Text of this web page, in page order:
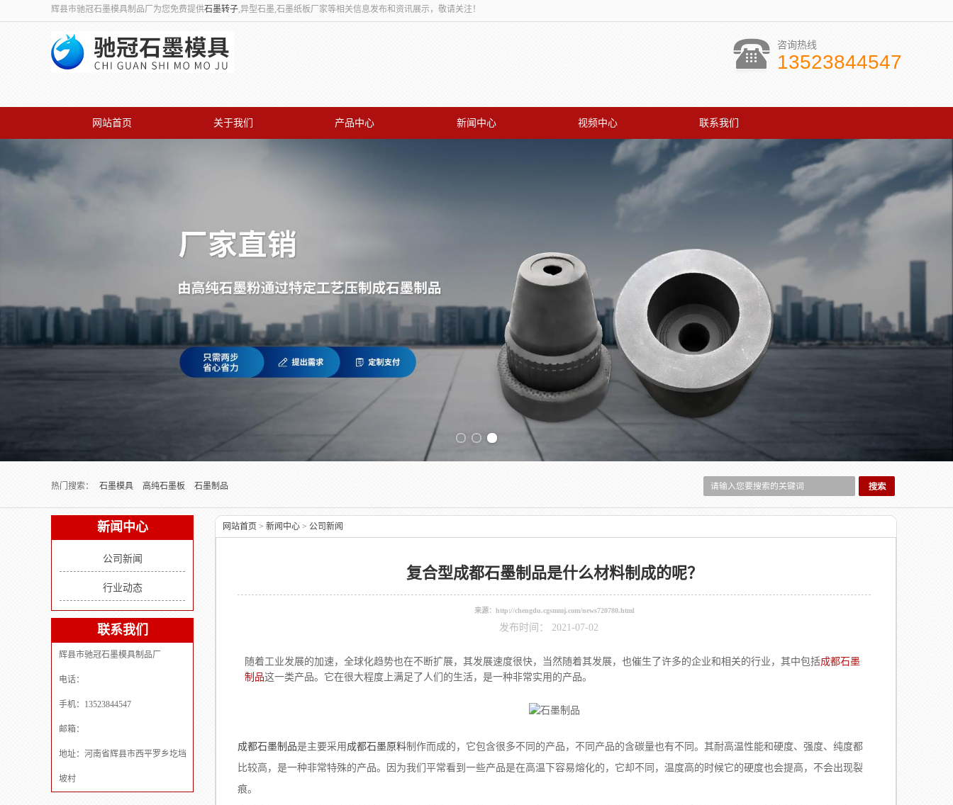
辉县市驰冠石墨模具制品厂为您免费提供石墨转子,异型石墨,石墨纸板厂家等相关信息发布和资讯展示，敬请关注！
咨询热线
13523844547
网站首页 关于我们 产品中心 新闻中心 视频中心 联系我们
热门搜索：
石墨模具 高纯石墨板 石墨制品
新闻中心
公司新闻
行业动态
联系我们
辉县市驰冠石墨模具制品厂
电话：
手机：13523844547
邮箱：
地址：河南省辉县市西平罗乡圪垱
坡村
网站首页 > 新闻中心 > 公司新闻
复合型成都石墨制品是什么材料制成的呢？
来源： http://chengdu.cgsmmj.com/news720780.html
发布时间： 2021-07-02
随着工业发展的加速，全球化趋势也在不断扩展，其发展速度很快，当然随着其发展，也催生了许多的企业和相关的行业，其中包括成都石墨
制品这一类产品。它在很大程度上满足了人们的生活，是一种非常实用的产品。
成都石墨制品是主要采用 成都石墨原料制作而成的，它包含很多不同的产品，不同产品的含碳量也有不同。其耐高温性能和硬度、强度、纯度都
比较高，是一种非常特殊的产品。因为我们平常看到一些产品是在高温下容易熔化的，它却不同，温度高的时候它的硬度也会提高，不会出现裂
痕。